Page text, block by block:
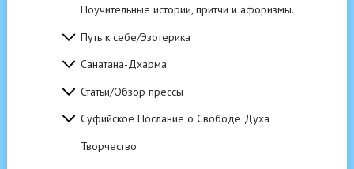
Поучительные истории, притчи и афоризмы.
Путь к себе/Эзотерика
Санатана-Дхарма
Статьи/Обзор прессы
Суфийское Послание о Свободе Духа
Творчество